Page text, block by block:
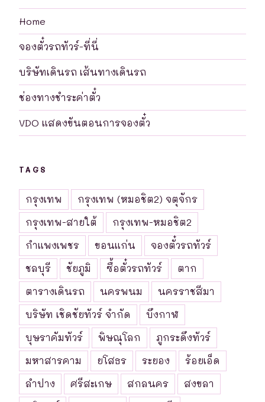
Home
จองตั๋วรถทัวร์-ที่นี่
บริษัทเดินรถ เส้นทางเดินรถ
ช่องทางชำระค่าตั๋ว
VDO แสดงขันตอนการจองตั๋ว
TAGS
กรุงเทพ
กรุงเทพ (หมอชิต2) จตุจักร
กรุงเทพ-สายใต้
กรุงเทพ-หมอชิต2
กำแพงเพชร
ขอนแก่น
จองตั๋วรถทัวร์
ชลบุรี
ชัยภูมิ ซื้อตั๋วรถทัวร์
ตาก
ตารางเดินรถ
นครพนม
นครราชสีมา
บริษัท เชิดชัยทัวร์ จำกัด
บึงกาฬ
บุษราคัมทัวร์
พิษณุโลก
ภูกระดึงทัวร์
มหาสารคาม
ยโสธร ระยอง
ร้อยเอ็ด
ลำปาง
ศรีสะเกษ สกลนคร
สงขลา